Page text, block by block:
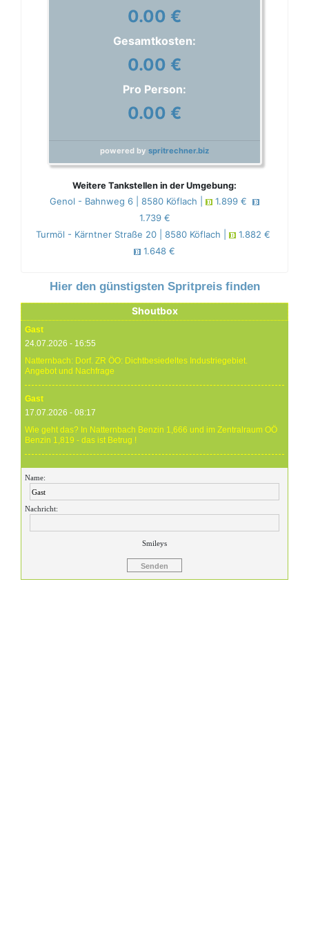
0.00 €
Gesamtkosten:
0.00 €
Pro Person:
0.00 €
powered by spritrechner.biz
Weitere Tankstellen in der Umgebung:
Genol - Bahnweg 6 | 8580 Köflach |
1.899 €
1.739 €
Turmöl - Kärntner Straße 20 | 8580 Köflach |
1.882 €
1.648 €
Hier den günstigsten Spritpreis finden
Shoutbox
Gast
24.07.2026 - 16:55
Natternbach: Dorf. ZR ÖO: Dichtbesiedeltes Industriegebiet.
Angebot und Nachfrage
Gast
17.07.2026 - 08:17
Wie geht das? In Natternbach Benzin 1,666 und im Zentralraum OÖ
Benzin 1,819 - das ist Betrug !
Gast
17.07.2026 - 07:05
Eure Preise eher Märchenstunde :-) Vorort nix zu sehen !
24.06.26 20.00 Uhr OMV Attnang: Der hier angegebene Dieselpreis
mit 1,699 ist aktuell ein viel höherer....
Name:
Nachricht:
Smileys